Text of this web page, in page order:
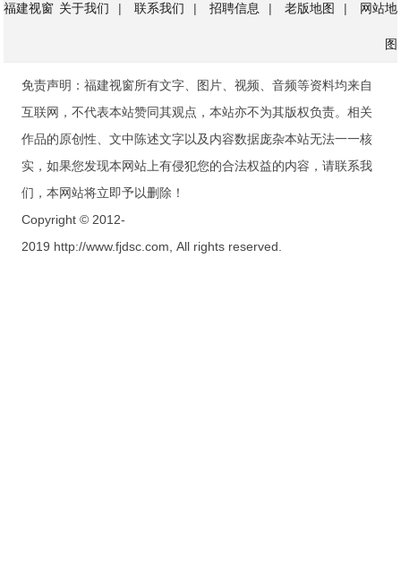
福建视窗 关于我们 | 联系我们 | 招聘信息 | 老版地图 | 网站地
图
免责声明：福建视窗所有文字、图片、视频、音频等资料均来自
互联网，不代表本站赞同其观点，本站亦不为其版权负责。相关
作品的原创性、文中陈述文字以及内容数据庞杂本站无法一一核
实，如果您发现本网站上有侵犯您的合法权益的内容，请联系我
们，本网站将立即予以删除！
Copyright © 2012-
2019 http://www.fjdsc.com, All rights reserved.